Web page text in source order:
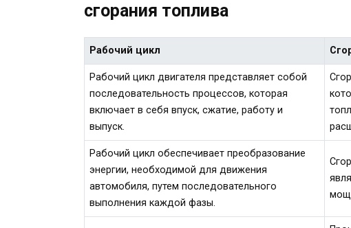
сгорания топлива
Рабочий цикл
Рабочий цикл двигателя представляет собой
последовательность процессов, которая
включает в себя впуск, сжатие, работу и
выпуск.
Рабочий цикл обеспечивает преобразование
энергии, необходимой для движения
автомобиля, путем последовательного
выполнения каждой фазы.